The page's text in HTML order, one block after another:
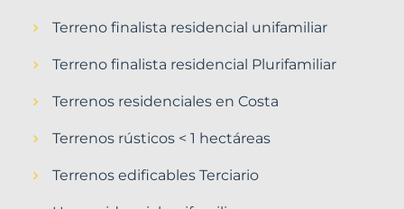
Terreno finalista residencial unifamiliar
Terreno finalista residencial Plurifamiliar
Terrenos residenciales en Costa
Terrenos rústicos < 1 hectáreas
Terrenos edificables Terciario